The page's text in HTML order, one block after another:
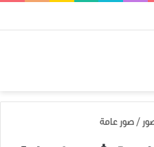
وميليشياته
/ صور عامة